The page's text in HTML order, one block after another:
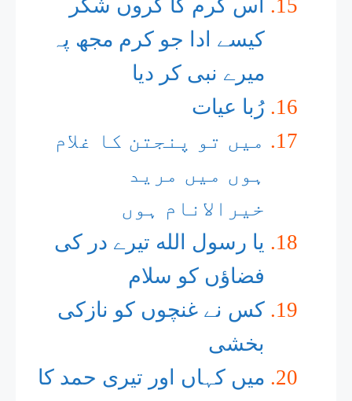
اس کرم کا کروں شکر
کیسے ادا جو کرم مجھ پہ
میرے نبی کر دیا
رُبا عیات
میں تو پنجتن کا غلام
ہوں میں مرید
خیرالانام ہوں
یا رسول الله تیرے در کی
فضاؤں کو سلام
کس نے غنچوں کو نازکی
بخشی
میں کہاں اور تیری حمد کا